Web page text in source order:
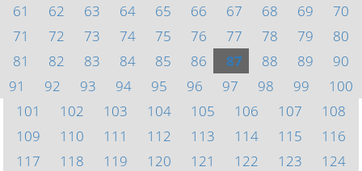
61
62 63 64 65 66 67 68 69
70
71
72 73 74 75 76 77 78 79
80
81
82 83 84 85 86 87 88 89
90
91
92 93 94 95 96 97 98 99
100
101
102 103 104 105 106 107
108
109
110 111 112 113 114 115
116
117
118 119 120 121 122 123
124